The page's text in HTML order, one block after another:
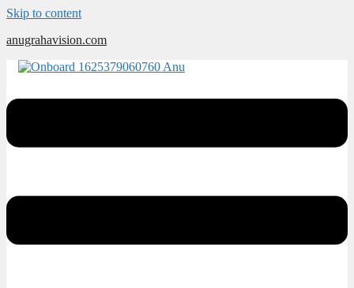
Skip to content
anugrahavision.com